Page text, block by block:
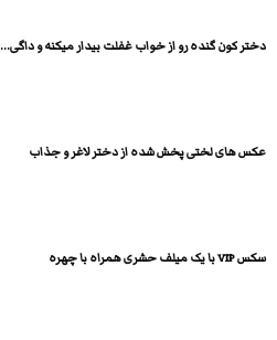
دختر کون گنده رو از خواب غفلت بیدار میکنه و داگی...
عکس های لختی پخش شده از دختر لاغر و جذاب
سکس VIP با یک میلف حشری همراه با چهره